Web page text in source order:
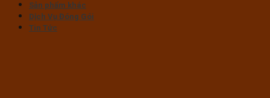
Sản phẩm khác
Dịch Vụ Đóng Gói
Tin Tức